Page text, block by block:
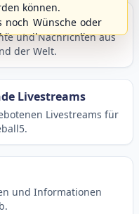
und Nachrichten aus
der Welt.
Livestreams
Livestreams für
und Informationen
können.
noch Wünsche oder
ihr uns diese
info@shbvnet.de